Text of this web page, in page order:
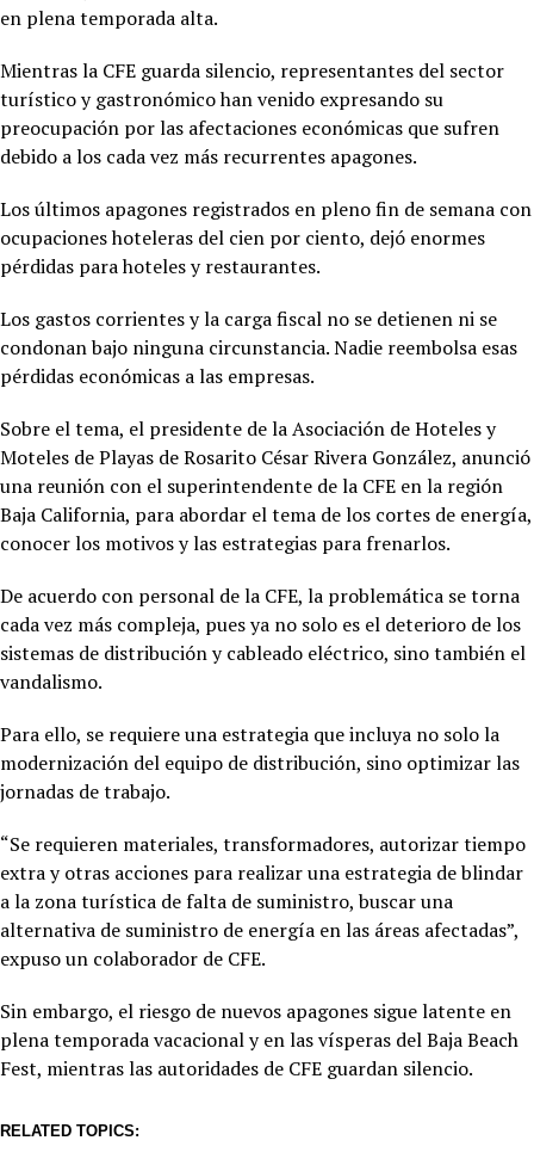
en plena temporada alta.
Mientras la CFE guarda silencio, representantes del sector
turístico y gastronómico han venido expresando su
preocupación por las afectaciones económicas que sufren
debido a los cada vez más recurrentes apagones.
Los últimos apagones registrados en pleno fin de semana con
ocupaciones hoteleras del cien por ciento, dejó enormes
pérdidas para hoteles y restaurantes.
Los gastos corrientes y la carga fiscal no se detienen ni se
condonan bajo ninguna circunstancia. Nadie reembolsa esas
pérdidas económicas a las empresas.
Sobre el tema, el presidente de la Asociación de Hoteles y
Moteles de Playas de Rosarito César Rivera González, anunció
una reunión con el superintendente de la CFE en la región
Baja California, para abordar el tema de los cortes de energía,
conocer los motivos y las estrategias para frenarlos.
De acuerdo con personal de la CFE, la problemática se torna
cada vez más compleja, pues ya no solo es el deterioro de los
sistemas de distribución y cableado eléctrico, sino también el
vandalismo.
Para ello, se requiere una estrategia que incluya no solo la
modernización del equipo de distribución, sino optimizar las
jornadas de trabajo.
“Se requieren materiales, transformadores, autorizar tiempo
extra y otras acciones para realizar una estrategia de blindar
a la zona turística de falta de suministro, buscar una
alternativa de suministro de energía en las áreas afectadas”,
expuso un colaborador de CFE.
Sin embargo, el riesgo de nuevos apagones sigue latente en
plena temporada vacacional y en las vísperas del Baja Beach
Fest, mientras las autoridades de CFE guardan silencio.
RELATED TOPICS: